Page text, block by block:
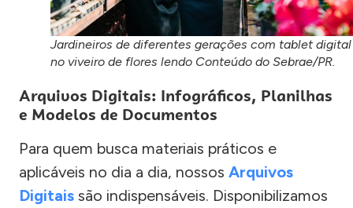
Jardineiros de diferentes gerações com tablet digital
no viveiro de flores lendo Conteúdo do Sebrae/PR.
Arquivos Digitais: Infográficos, Planilhas
e Modelos de Documentos
Para quem busca materiais práticos e
aplicáveis no dia a dia, nossos Arquivos
Digitais são indispensáveis. Disponibilizamos